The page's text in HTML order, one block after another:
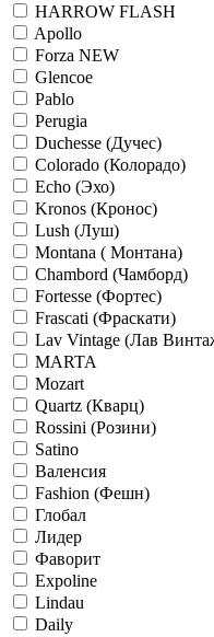
HARROW FLASH
Apollo
Forza NEW
Glencoe
Pablo
Perugia
Duchesse (Дучес)
Colorado (Колорадо)
Echo (Эхо)
Kronos (Кронос)
Lush (Луш)
Montana ( Монтана)
Chambord (Чамборд)
Fortesse (Фортес)
Frascati (Фраскати)
Lav Vintage (Лав
MARTA
Mozart
Quartz (Кварц)
Rossini (Розини)
Satino
Валенсия
Fashion (Фешн)
Глобал
Лидер
Фаворит
Expoline
Lindau
Daily